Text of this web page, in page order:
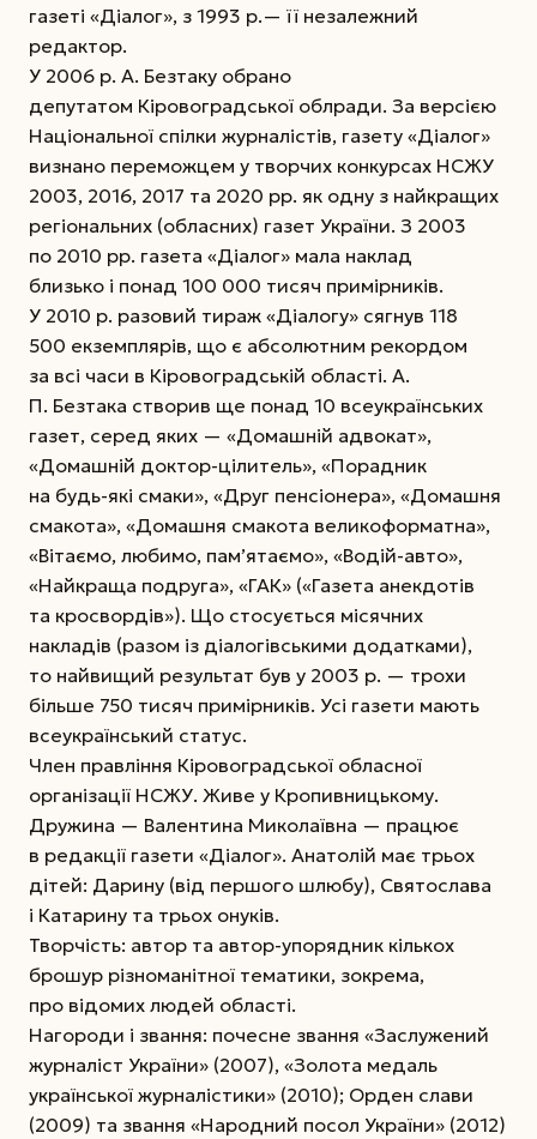
газеті «Діалог», з 1993 р.— її незалежний
редактор.
У 2006 р. А. Безтаку обрано
депутатом Кіровоградської облради. За версією
Національної спілки журналістів, газету «Діалог»
визнано переможцем у творчих конкурсах НСЖУ
2003, 2016, 2017 та 2020 рр. як одну з найкращих
регіональних (обласних) газет України. З 2003
по 2010 рр. газета «Діалог» мала наклад
близько і понад 100 000 тисяч примірників.
У 2010 р. разовий тираж «Діалогу» сягнув 118
500 екземплярів, що є абсолютним рекордом
за всі часи в Кіровоградській області. А.
П. Безтака створив ще понад 10 всеукраїнських
газет, серед яких — «Домашній адвокат»,
«Домашній доктор-цілитель», «Порадник
на будь-які смаки», «Друг пенсіонера», «Домашня
смакота», «Домашня смакота великоформатна»,
«Вітаємо, любимо, пам’ятаємо», «Водій-авто»,
«Найкраща подруга», «ГАК» («Газета анекдотів
та кросвордів»). Що стосується місячних
накладів (разом із діалогівськими додатками),
то найвищий результат був у 2003 р. — трохи
більше 750 тисяч примірників. Усі газети мають
всеукраїнський статус.
Член правління Кіровоградської обласної
організації НСЖУ. Живе у Кропивницькому.
Дружина — Валентина Миколаївна — працює
в редакції газети «Діалог». Анатолій має трьох
дітей: Дарину (від першого шлюбу), Святослава
і Катарину та трьох онуків.
Творчість: автор та автор-упорядник кількох
брошур різноманітної тематики, зокрема,
про відомих людей області.
Нагороди і звання: почесне звання «Заслужений
журналіст України» (2007), «Золота медаль
української журналістики» (2010); Орден слави
(2009) та звання «Народний посол України» (2012)